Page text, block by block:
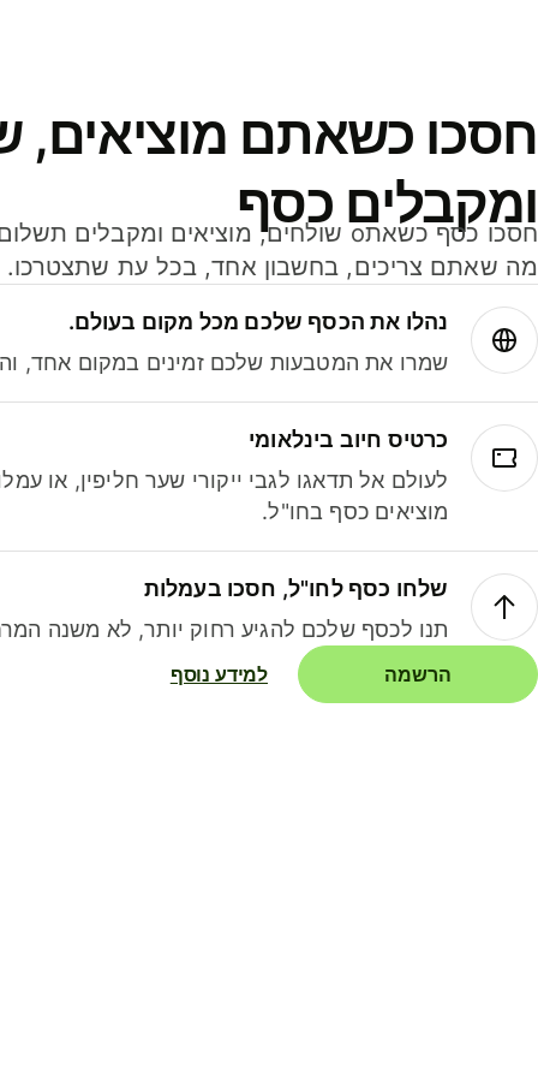
חסכו כשאתם מוציאים,
ומקבלים כסף
מה שאתם צריכים, בחשבון אחד, בכל עת שתצטרכו.
נהלו את הכסף שלכם מכל מקום בעולם.
שמרו את המטבעות שלכם זמינים במקום אחד,
כרטיס חיוב בינלאומי
לעולם אל תדאגו לגבי ייקורי שער חליפין, או
מוציאים כסף בחו"ל.
שלחו כסף לחו"ל, חסכו בעמלות
תנו לכסף שלכם להגיע רחוק יותר, לא משנה
הרשמה למידע נוסף